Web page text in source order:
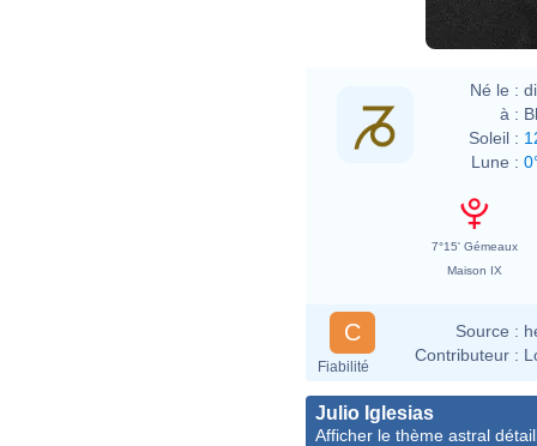
Né le :
à :
Soleil :
Lune :
7°15' Gémeaux
Maison IX
C
Fiabilité
Source :
Contributeur :
Julio Iglesias
Afficher le thème astral